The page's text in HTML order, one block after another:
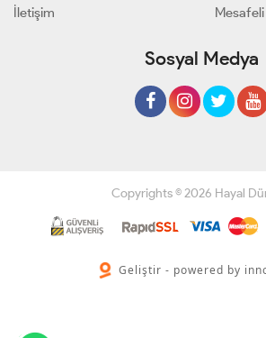
İletişim
Mesafeli
Sosyal Medya
Copyrights © 2026 Hayal
Geliştir - powered by